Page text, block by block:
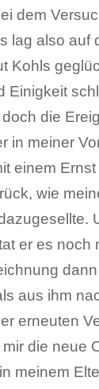
dem
lag also auf
Kohls
Einigkeit
die
in meiner
einem
wie
er es noch
aus ihm
erneuten
die neue
meinem